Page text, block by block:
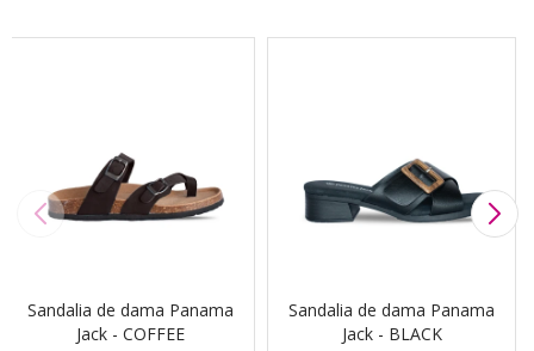
Sandalia de dama Panama
Jack - COFFEE
Sandalia de dama Panama
Jack - BLACK